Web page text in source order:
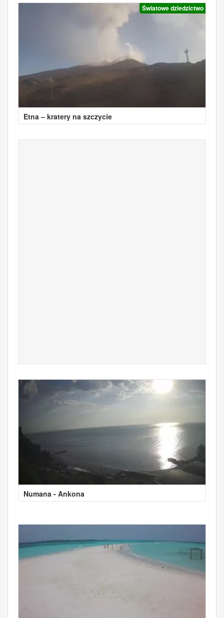
Światowe dziedzictwo
Etna – kratery na szczycie
Numana - Ankona